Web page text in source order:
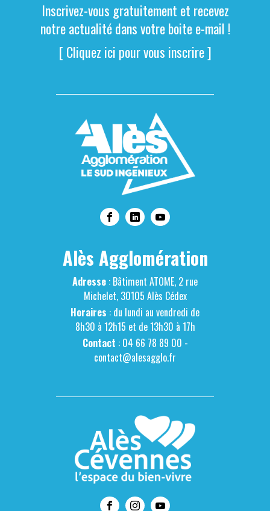
Inscrivez-vous gratuitement et recevez
notre actualité dans votre boite e-mail !
[ Cliquez ici pour vous inscrire ]
Alès Agglomération
Adresse : Bâtiment ATOME, 2 rue
Michelet, 30105 Alès Cédex
Horaires : du lundi au vendredi de
8h30 à 12h15 et de 13h30 à 17h
Contact : 04 66 78 89 00 -
contact@alesagglo.fr